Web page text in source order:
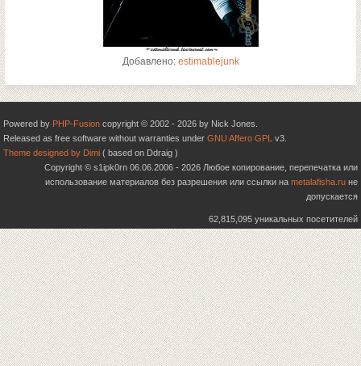
Добавлено: estimablejunk
Powered by PHP-Fusion copyright © 2002 - 2026 by Nick Jones.
Released as free software without warranties under GNU Affero GPL v3.
Theme designed by Dimi ( based on Ddraig )
Copyright © s1ipk0rn 06.06.2006 - 2026 Любое копирование, перепечатка или
использование материалов без разрешения или ссылки на metalafisha.ru не
допускается
62,815,095 уникальных посетителей